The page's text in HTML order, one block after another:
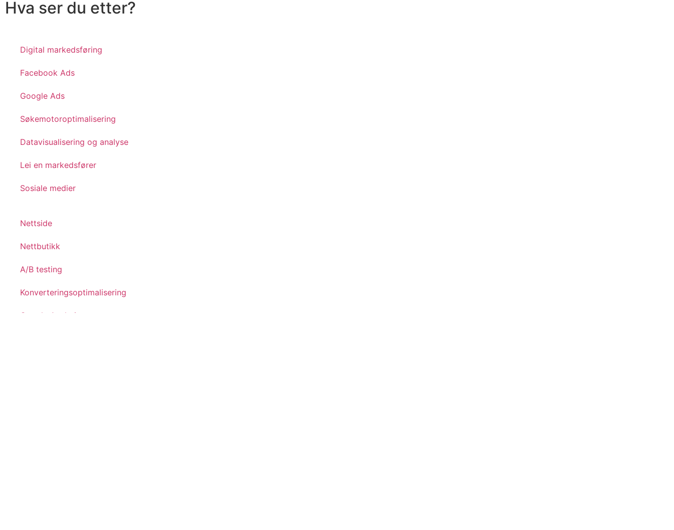
Hva ser du etter?
Digital markedsføring
Facebook Ads
Google Ads
Søkemotoroptimalisering
Datavisualisering og analyse
Lei en markedsfører
Sosiale medier
Nettside
Nettbutikk
A/B testing
Konverteringsoptimalisering
Google Analytics